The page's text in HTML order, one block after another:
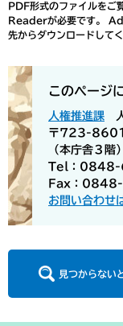
PDF形式のファイルを
Readerが必要です。
先からダウンロードして
このページ
人権推進課
〒723-8601
（本庁舎３階）
Tel：
Fax：
お問い合わせ
見つからない